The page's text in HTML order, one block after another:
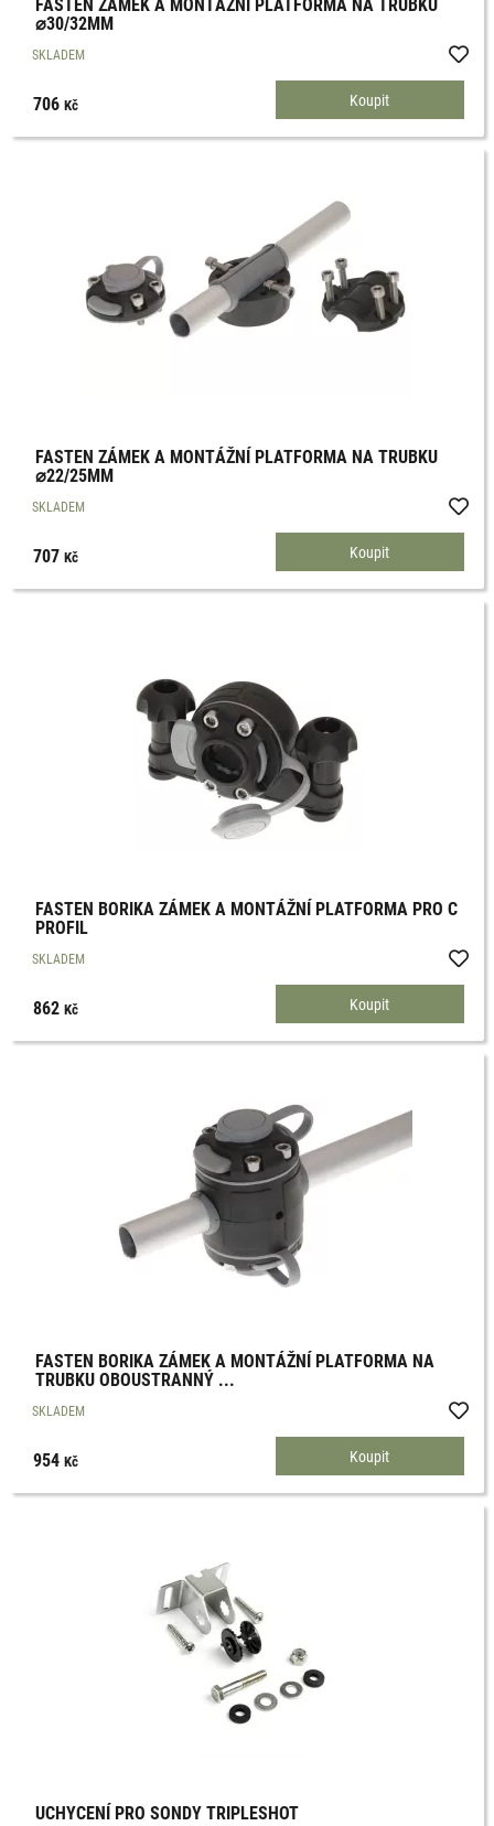
⌀30/32MM
SKLADEM
706Kč
FASTEN ZÁMEK A MONTÁŽNÍ PLATFORMA NA TRUBKU
⌀22/25MM
SKLADEM
707Kč
FASTEN BORIKA ZÁMEK A MONTÁŽNÍ PLATFORMA PRO C
PROFIL
SKLADEM
862Kč
FASTEN BORIKA ZÁMEK A MONTÁŽNÍ PLATFORMA NA
TRUBKU OBOUSTRANNÝ ...
SKLADEM
954Kč
UCHYCENÍ PRO SONDY TRIPLESHOT